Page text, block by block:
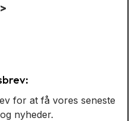
for at få vores seneste
nyheder.